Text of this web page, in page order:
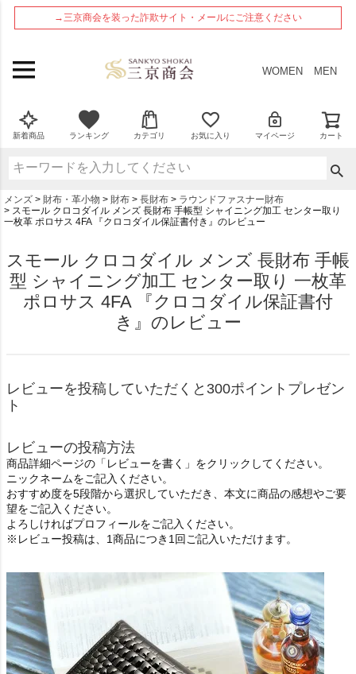
→三京商会を装った詐欺サイト・メールにご注意ください
WOMEN MEN
新着商品 ランキング カテゴリ お気に入り マイページ カート
メンズ 財布・革小物 財布 長財布
ラウンドファスナー財布
スモール クロコダイル メンズ 長財布 手帳型 シャイニング加工 センター取り
一枚革 ポロサス 4FA 『クロコダイル保証書付き』のレビュー
スモール クロコダイル メンズ 長財布 手帳
型 シャイニング加工 センター取り 一枚革
ポロサス 4FA 『クロコダイル保証書付
き』のレビュー
レビューを投稿していただくと300ポイントプレゼン
ト
レビューの投稿方法
商品詳細ページの「レビューを書く」をクリックしてください。
ニックネームをご記入ください。
おすすめ度を5段階から選択していただき、本文に商品の感想やご要
望をご記入ください。
よろしければプロフィールをご記入ください。
※レビュー投稿は、1商品につき1回ご記入いただけます。
ペー